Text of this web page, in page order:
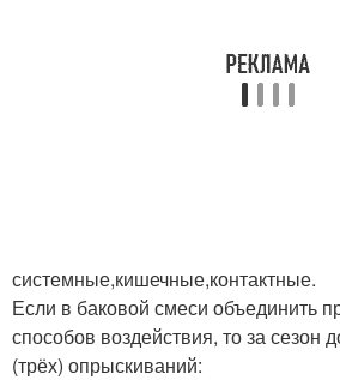
системные,кишечные,контактные.
Если в баковой смеси объединить
способов воздействия, то за сезон
(трёх) опрыскиваний: